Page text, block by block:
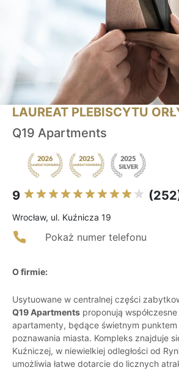
LAUREAT PLEBISCYTU
Q19 Apartments
9
Wrocław, ul. Kuźnicza 19
Pokaż numer telefonu
O firmie:
Usytuowane w centralnej części
Q19 Apartments proponują
apartamenty, będące świetnym
poznawania miasta. Kompleks znajduje
Kuźniczej, w niewielkiej odległości od
umożliwia łatwe dotarcie do licznych